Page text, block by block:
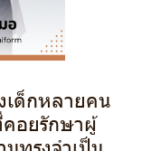
ด็กหลายคน
อยรักษาผู้
ทรงจำเป็น